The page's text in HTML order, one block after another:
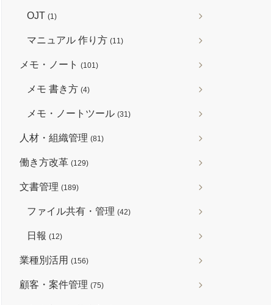
OJT (1)
マニュアル 作り方 (11)
メモ・ノート (101)
メモ 書き方 (4)
メモ・ノートツール (31)
人材・組織管理 (81)
働き方改革 (129)
文書管理 (189)
ファイル共有・管理 (42)
日報 (12)
業種別活用 (156)
顧客・案件管理 (75)